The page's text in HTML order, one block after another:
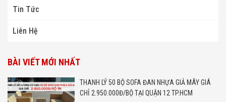
Tin Tức
Liên Hệ
BÀI VIẾT MỚI NHẤT
THANH LÝ 50 BỘ SOFA ĐAN NHỰA GIẢ MÂY GIÁ
CHỈ 2.950.000Đ/BỘ TẠI QUẬN 12 TP.HCM